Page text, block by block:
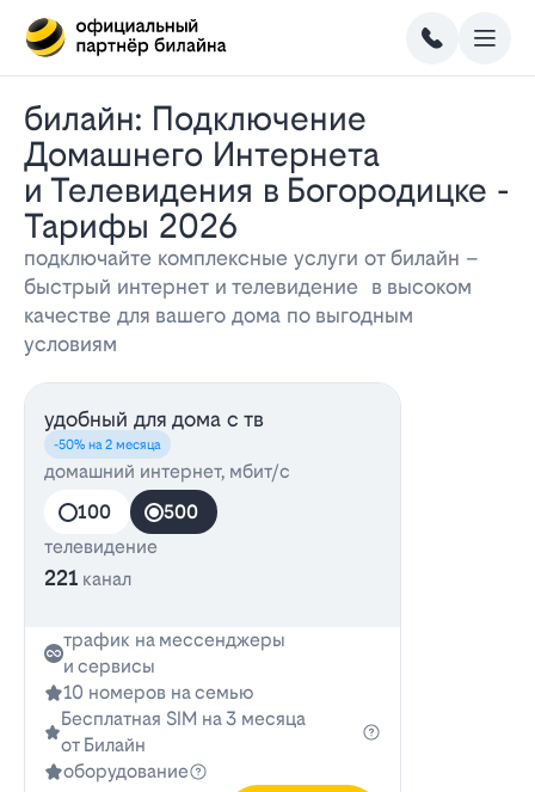
Билайн: Подключение
Домашнего Интернета
и Телевидения в Богородицке -
Тарифы 2026
подключайте комплексные услуги от билайн –
быстрый интернет и телевидение в высоком
качестве для вашего дома по выгодным
условиям
удобный для дома с тв
-50% на 2 месяца
домашний интернет, мбит/с
100
500
телевидение
221 канал
трафик на мессенджеры
и сервисы
10 номеров на семью
Бесплатная SIM на 3 месяца
от Билайн
оборудование